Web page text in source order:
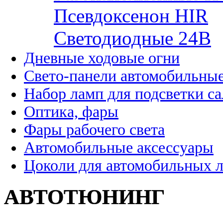
Псевдоксенон HIR
Cветодиодные 24B
Дневные ходовые огни
Свето-панели
Набор ламп для подсветки
Оптика, фары
Фары рабочего света
Автомобильные аксессуары
Цоколи для автомобильных
АВТОТЮНИНГ